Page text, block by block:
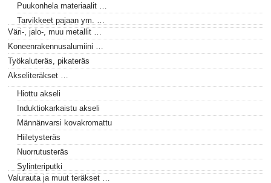
Puukonhela materiaalit …
Tarvikkeet pajaan ym. …
Väri-, jalo-, muu metallit …
Koneenrakennusalumiini …
Työkaluteräs, pikateräs
Akseliteräkset …
Hiottu akseli
Induktiokarkaistu akseli
Männänvarsi kovakromattu
Hiiletysteräs
Nuorrutusteräs
Sylinteriputki
Valurauta ja muut teräkset …